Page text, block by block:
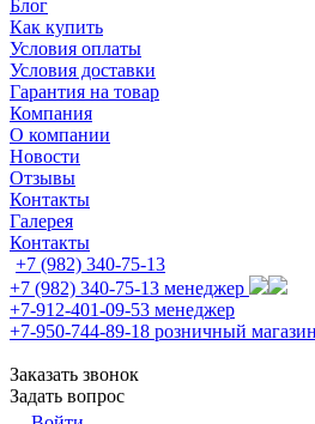
Блог
Как купить
Условия оплаты
Условия доставки
Гарантия на товар
Компания
О компании
Новости
Отзывы
Контакты
Галерея
Контакты
+7 (982) 340-75-13
+7 (982) 340-75-13 менеджер
+7-912-401-09-53 менеджер
+7-950-744-89-18 розничный магазин
Заказать звонок
Задать вопрос